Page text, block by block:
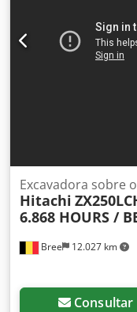
Bree 12.027 km
Excavadora sobre
Hitachi
6.868 HOURS /
Consultar